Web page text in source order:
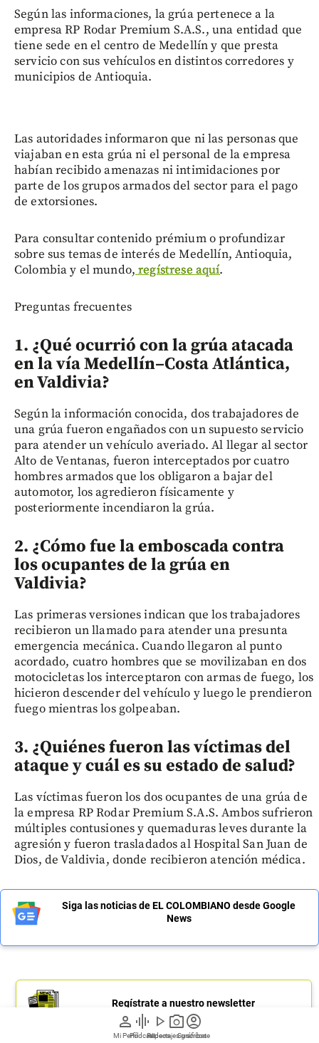
person
Mi Perfil
graphic_eq
Pódcast
play_arrow
Videos
photo_camera
Reportajes gráficos
account_circle
Suscríbete
Según las informaciones, la grúa pertenece a la
empresa RP Rodar Premium S.A.S., una entidad que
tiene sede en el centro de Medellín y que presta
servicio con sus vehículos en distintos corredores y
municipios de Antioquia.
Las autoridades informaron que ni las personas que
viajaban en esta grúa ni el personal de la empresa
habían recibido amenazas ni intimidaciones por
parte de los grupos armados del sector para el pago
de extorsiones.
Para consultar contenido prémium o profundizar
sobre sus temas de interés de Medellín, Antioquia,
Colombia y el mundo, regístrese aquí.
Preguntas frecuentes
1. ¿Qué ocurrió con la grúa atacada
en la vía Medellín–Costa Atlántica,
en Valdivia?
Según la información conocida, dos trabajadores de
una grúa fueron engañados con un supuesto servicio
para atender un vehículo averiado. Al llegar al sector
Alto de Ventanas, fueron interceptados por cuatro
hombres armados que los obligaron a bajar del
automotor, los agredieron físicamente y
posteriormente incendiaron la grúa.
2. ¿Cómo fue la emboscada contra
los ocupantes de la grúa en
Valdivia?
Las primeras versiones indican que los trabajadores
recibieron un llamado para atender una presunta
emergencia mecánica. Cuando llegaron al punto
acordado, cuatro hombres que se movilizaban en dos
motocicletas los interceptaron con armas de fuego, los
hicieron descender del vehículo y luego le prendieron
fuego mientras los golpeaban.
3. ¿Quiénes fueron las víctimas del
ataque y cuál es su estado de salud?
Las víctimas fueron los dos ocupantes de una grúa de
la empresa RP Rodar Premium S.A.S. Ambos sufrieron
múltiples contusiones y quemaduras leves durante la
agresión y fueron trasladados al Hospital San Juan de
Dios, de Valdivia, donde recibieron atención médica.
Siga las noticias de EL COLOMBIANO desde Google
News
Regístrate a nuestro newsletter